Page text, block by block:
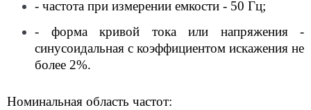
- частота при измерении емкости - 50 Гц;
- форма кривой тока или напряжения -
синусоидальная с коэффициентом искажения не
более 2%.
Номинальная область частот: